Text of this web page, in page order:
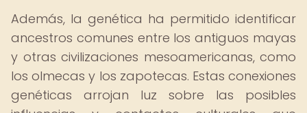
Además, la genética ha permitido identificar
ancestros comunes entre los antiguos mayas
y otras civilizaciones mesoamericanas, como
los olmecas y los zapotecas. Estas conexiones
genéticas arrojan luz sobre las posibles